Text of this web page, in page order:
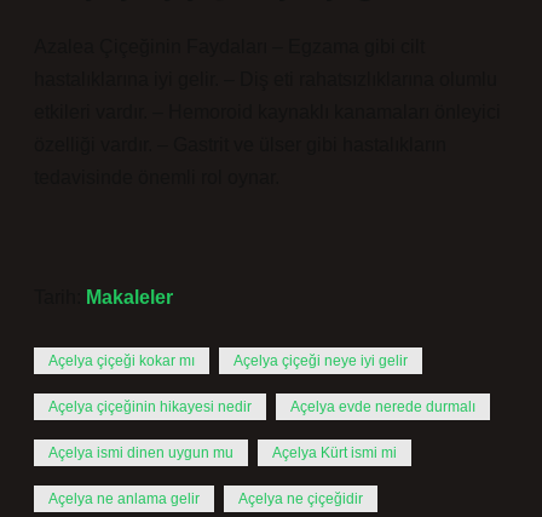
Makaleler
Açelya çiçeği kokar mı Açelya çiçeği neye iyi gelir
Açelya çiçeğinin hikayesi nedir Açelya evde nerede durmalı
Açelya ismi dinen uygun mu Açelya Kürt ismi mi
Açelya ne anlama gelir Açelya ne çiçeğidir